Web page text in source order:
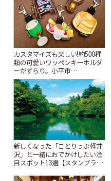
カスタマイズも楽しい!約500種
類の可愛いワッペンキーホルダ
ーがずらり。小平市
「Kimamaya T&K」 | ことりっ
ぷ
新しくなった「ことりっぷ軽井
沢」と一緒におでかけしたい注
目スポット13選【スタンプラリ